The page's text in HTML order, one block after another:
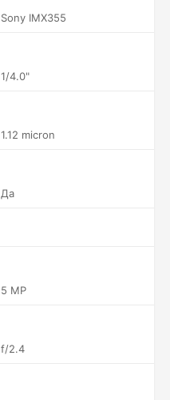
Sony IMX355
1/4.0"
1.12 micron
Да
5 MP
f/2.4